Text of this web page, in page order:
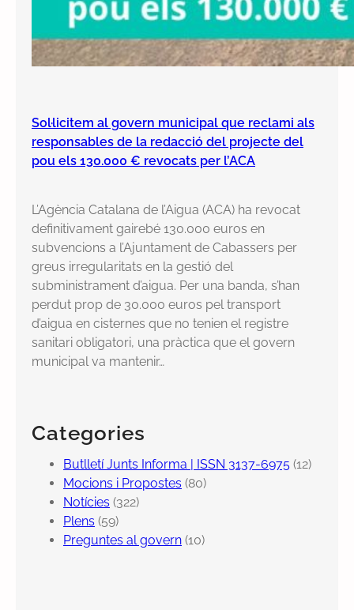
Sol·licitem al govern municipal que reclami als
responsables de la redacció del projecte del
pou els 130.000 € revocats per l’ACA
L’Agència Catalana de l’Aigua (ACA) ha revocat
definitivament gairebé 130.000 euros en
subvencions a l’Ajuntament de Cabassers per
greus irregularitats en la gestió del
subministrament d’aigua. Per una banda, s’han
perdut prop de 30.000 euros pel transport
d’aigua en cisternes que no tenien el registre
sanitari obligatori, una pràctica que el govern
municipal va mantenir…
Categories
Butlletí Junts Informa | ISSN 3137-6975 (12)
Mocions i Propostes (80)
Notícies (322)
Plens (59)
Preguntes al govern (10)